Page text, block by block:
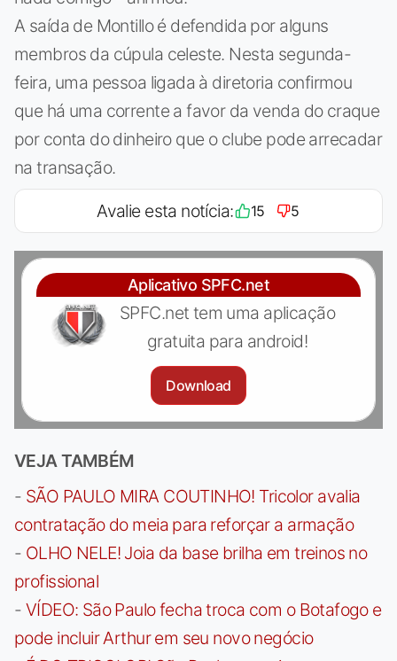
A saída de Montillo é defendida por alguns
membros da cúpula celeste. Nesta segunda-
feira, uma pessoa ligada à diretoria confirmou
que há uma corrente a favor da venda do craque
por conta do dinheiro que o clube pode arrecadar
na transação.
Avalie esta notícia: 15 5
Aplicativo SPFC.net
SPFC.net tem uma aplicação
gratuita para android!
Download
VEJA TAMBÉM
- SÃO PAULO MIRA COUTINHO! Tricolor avalia
contratação do meia para reforçar a armação
- OLHO NELE! Joia da base brilha em treinos no
profissional
- VÍDEO: São Paulo fecha troca com o Botafogo e
pode incluir Arthur em seu novo negócio